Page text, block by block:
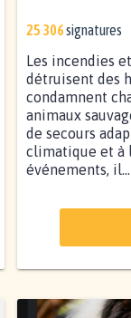
25 306signatures
Les incendies
détruisent des
condamnent
animaux
de secours
climatique et à
événements, il...